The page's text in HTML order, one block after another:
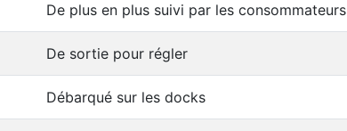
De plus en plus suivi par les consommateurs
De sortie pour régler
Débarqué sur les docks